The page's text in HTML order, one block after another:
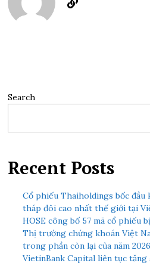
Search
Recent Posts
Cổ phiếu Thaiholdings bốc đầu
tháp đôi cao nhất thế giới tại
HOSE công bố 57 mã cổ phiếu
Thị trường chứng khoán Việt
trong phần còn lại của năm
VietinBank Capital liên tục